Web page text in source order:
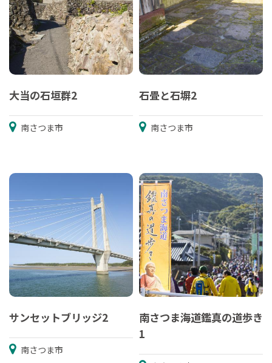
大当の石垣群2
南さつま市
石畳と石塀2
南さつま市
サンセットブリッジ2
南さつま市
南さつま海道鑑真の道歩き
1